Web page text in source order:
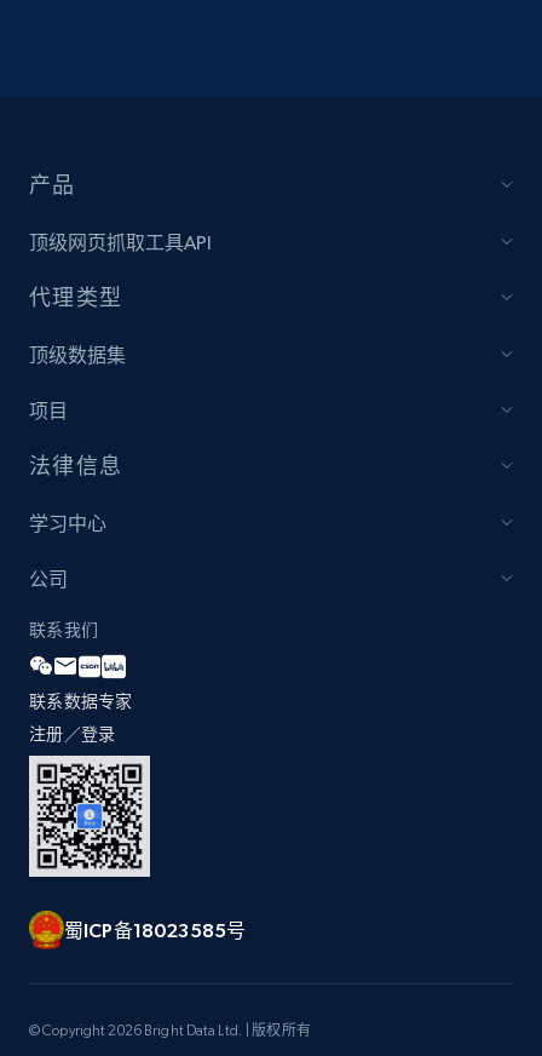
产品
顶级网页抓取工具API
代理类型
顶级数据集
项目
法律信息
学习中心
公司
联系我们
联系数据专家
注册／登录
蜀ICP备18023585号
© Copyright 2026 Bright Data Ltd. | 版权所有